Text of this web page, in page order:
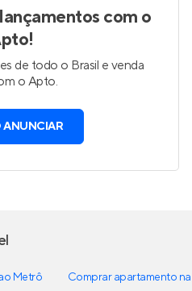
com o
de todo o Brasil e venda
o Apto.
ANUNCIAR
Metrô
Comprar apartamento